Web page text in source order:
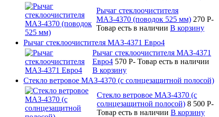
Рычаг стеклоочистителя
МАЗ-4370 (поводок 525 мм) 270 P-
Товар есть в наличии В корзину
Рычаг стеклоочистителя МАЗ-4371 Евро4
Рычаг стеклоочистителя МАЗ-4371
Евро4 570 P- Товар есть в наличии
В корзину
Стекло ветровое МАЗ-4370 (с солнцезащитной полосой)
Стекло ветровое МАЗ-4370 (с
солнцезащитной полосой) 8 500 P-
Товар есть в наличии В корзину